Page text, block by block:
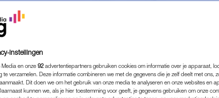
instellingen
en onze 92 advertentiepartners gebruiken cookies om informatie over je apparaat,
te verzamelen. Deze informatie combineren we met de gegevens die je zelf deelt met ons,
Dit doen we om het gebruik van onze media te analyseren en onze websites en
kunnen we, als je hier toestemming voor geeft, je gegevens gebruiken om onze